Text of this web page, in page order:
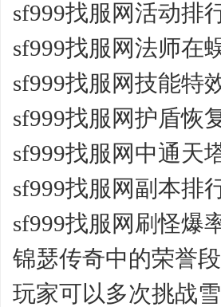
sf999找服网活动排
sf999找服网法师在
sf999找服网技能特
sf999找服网护盾恢
sf999找服网中通天
sf999找服网副本排
sf999找服网刷怪爆
锦瑟传奇中的荣誉
玩家可以多次挑战